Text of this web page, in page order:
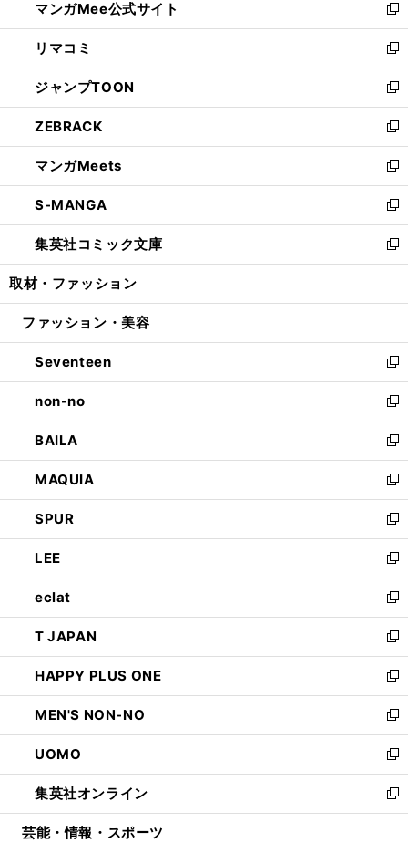
く
ド
ウ
で
開
く
ィ
ン
ド
ウ
で
開
く
い
ウ
ィ
ン
ド
ウ
で
開
く
マンガMee公式サイト
新
し
い
ウ
ィ
ン
ド
ウ
で
開
く
リマコミ
新
し
い
ウ
ィ
ン
ド
ウ
で
開
く
ジャンプTOON
新
し
い
ウ
ィ
ン
ド
ウ
で
開
ZEBRACK
新
し
い
ウ
ィ
ン
ド
ウ
開
マンガMeets
新
し
い
ウ
ィ
ン
ウ
開
く
S-MANGA
新
し
い
ウ
ン
ウ
で
開
く
集英社コミック文庫
新
し
ウ
ン
ド
ウ
で
開
く
取材・ファッション
ファッション・美容
Seventeen
新
し
い
ウ
ィ
ン
ド
ウ
で
開
く
non-no
新
し
い
ウ
ィ
ン
ド
ウ
で
開
く
BAILA
新
し
い
ウ
ィ
ン
ド
ウ
で
開
く
MAQUIA
新
し
い
ウ
ィ
ン
ド
ウ
で
開
く
SPUR
新
し
い
ウ
ィ
ン
ド
ウ
で
開
く
LEE
新
し
い
ウ
ィ
ン
ド
ウ
で
開
く
eclat
新
し
い
ウ
ィ
ン
ド
ウ
で
開
く
T JAPAN
新
し
い
ウ
ィ
ン
ド
ウ
で
開
HAPPY PLUS ONE
新
し
い
ウ
ィ
ン
ド
ウ
MEN'S NON-NO
新
し
い
ウ
ィ
ン
UOMO
新
し
い
ウ
集英社オンライン
新
し
芸能・情報・スポーツ